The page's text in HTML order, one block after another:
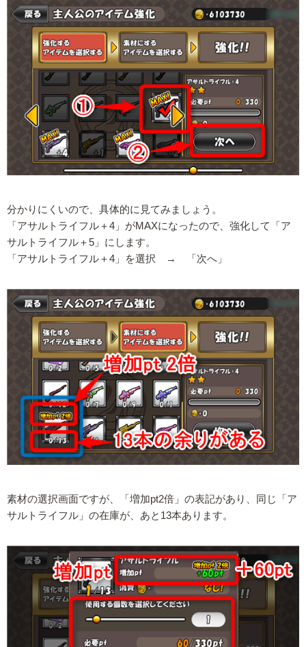
分かりにくいので、具体的に見てみましょう。
「アサルトライフル＋4」がMAXになったので、強化して「ア
サルトライフル＋5」にします。
「アサルトライフル＋4」を選択 → 「次へ」
素材の選択画面ですが、「増加pt2倍」の表記があり、同じ「ア
サルトライフル」の在庫が、あと13本あります。